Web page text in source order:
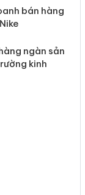
doanh bán
Nike